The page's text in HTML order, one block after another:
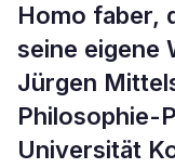
Leonardo –
uns schufen
Homo faber,
seine eigene
Jürgen
Philosophie-
Universität